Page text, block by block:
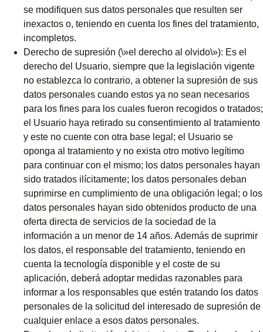
se modifiquen sus datos personales que resulten ser
inexactos o, teniendo en cuenta los fines del tratamiento,
incompletos.
Derecho de supresión (\»el derecho al olvido\»): Es el
derecho del Usuario, siempre que la legislación vigente
no establezca lo contrario, a obtener la supresión de sus
datos personales cuando estos ya no sean necesarios
para los fines para los cuales fueron recogidos o tratados;
el Usuario haya retirado su consentimiento al tratamiento
y este no cuente con otra base legal; el Usuario se
oponga al tratamiento y no exista otro motivo legítimo
para continuar con el mismo; los datos personales hayan
sido tratados ilícitamente; los datos personales deban
suprimirse en cumplimiento de una obligación legal; o los
datos personales hayan sido obtenidos producto de una
oferta directa de servicios de la sociedad de la
información a un menor de 14 años. Además de suprimir
los datos, el responsable del tratamiento, teniendo en
cuenta la tecnología disponible y el coste de su
aplicación, deberá adoptar medidas razonables para
informar a los responsables que estén tratando los datos
personales de la solicitud del interesado de supresión de
cualquier enlace a esos datos personales.